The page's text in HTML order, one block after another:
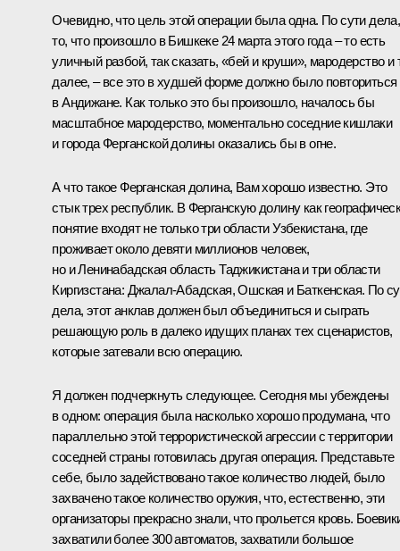
Очевидно, что цель этой операции была одна. По сути дела,
то, что произошло в Бишкеке 24 марта этого года – то есть
уличный разбой, так сказать, «бей и круши», мародерство и
далее, – все это в худшей форме должно было повториться
в Андижане. Как только это бы произошло, началось бы
масштабное мародерство, моментально соседние кишлаки
и города Ферганской долины оказались бы в огне.
А что такое Ферганская долина, Вам хорошо известно. Это
стык трех республик. В Ферганскую долину как
понятие входят не только три области Узбекистана, где
проживает около девяти миллионов человек,
но и Ленинабадская область Таджикистана и три области
Киргизстана: Джалал-Абадская, Ошская и Баткенская. По
дела, этот анклав должен был объединиться и сыграть
решающую роль в далеко идущих планах тех сценаристов,
которые затевали всю операцию.
Я должен подчеркнуть следующее. Сегодня мы убеждены
в одном: операция была насколько хорошо продумана, что
параллельно этой террористической агрессии с территории
соседней страны готовилась другая операция. Представьте
себе, было задействовано такое количество людей, было
захвачено такое количество оружия, что, естественно, эти
организаторы прекрасно знали, что прольется кровь.
захватили более 300 автоматов, захватили большое